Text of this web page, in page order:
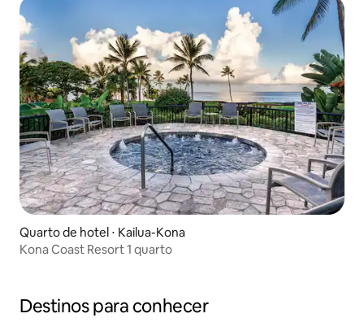
Quarto de hotel ⋅ Kailua-Kona
Kona Coast Resort 1 quarto
Destinos para conhecer